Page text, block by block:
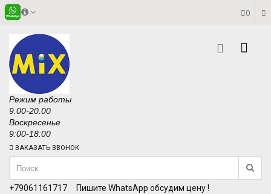
0
Режим работы
9.00-20.00
Воскресенье
9:00-18:00
ЗАКАЗАТЬ ЗВОНОК
+79061161717 Пишите WhatsApp обсудим цену !